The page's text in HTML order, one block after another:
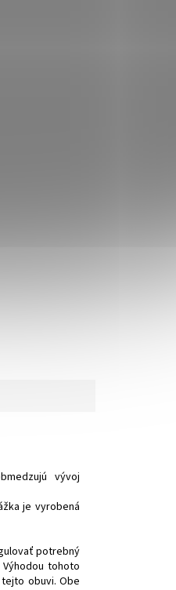
vývoj
je vyrobená
potrebný
tohoto
obuvi. Obe